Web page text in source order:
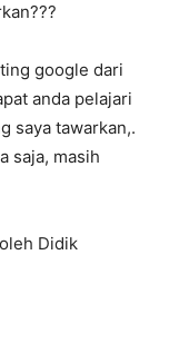
google dari
anda pelajari
saya tawarkan,.
saja, masih
Didik